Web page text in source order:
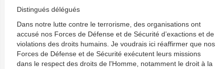
Distingués délégués
Dans notre lutte contre le terrorisme, des organisations ont
accusé nos Forces de Défense et de Sécurité d’exactions et de
violations des droits humains. Je voudrais ici réaffirmer que nos
Forces de Défense et de Sécurité exécutent leurs missions
dans le respect des droits de l'Homme, notamment le droit à la